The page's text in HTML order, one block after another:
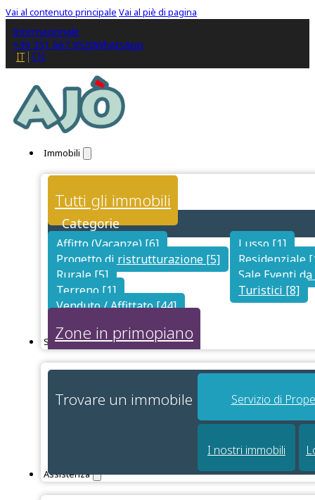
Vai al contenuto principale Vai al piè di pagina
Internazionale
+39 351 667 9520WhatsApp
IT
EN
Immobili
Tutti gli immobili
Categorie
Affitto (Vacanze) [6]
Lusso [1]
Progetto di ristrutturazione [5]
Residenziale
Rurale [5]
Sale Eventi
Terreno [1]
Turistici [8]
Venduto / Affittato [44]
Zone in primopiano
Servizi
Trovare un immobile Servizio di
I nostri immobili
Assistenza